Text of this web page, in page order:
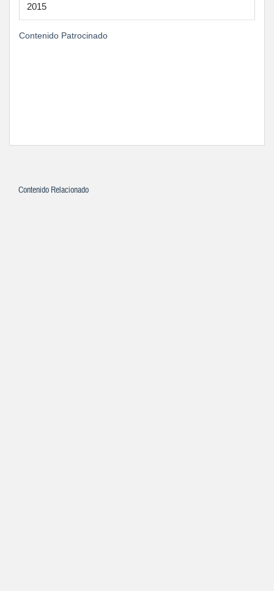
2015
Contenido Patrocinado
Contenido Relacionado